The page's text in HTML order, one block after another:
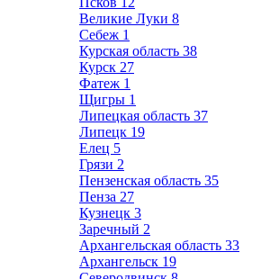
Великие Луки 8
Себеж 1
Курская область 38
Курск 27
Фатеж 1
Щигры 1
Липецкая область 37
Липецк 19
Елец 5
Грязи 2
Пензенская область 35
Пенза 27
Кузнецк 3
Заречный 2
Архангельская область 33
Архангельск 19